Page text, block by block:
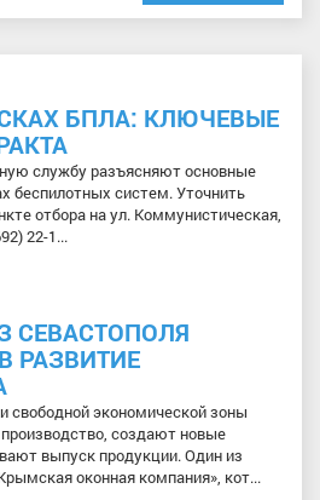
БПЛА: КЛЮЧЕВЫЕ
службу разъясняют основные
беспилотных систем. Уточнить
отбора на ул. Коммунистическая,
22-1...
СЕВАСТОПОЛЯ
РАЗВИТИЕ
свободной экономической зоны
создают новые
выпуск продукции. Один из
оконная компания», кот...